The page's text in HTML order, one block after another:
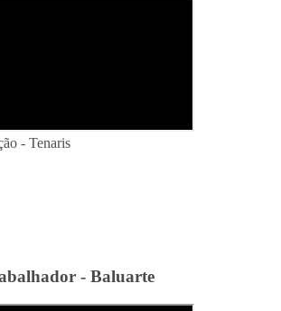
- Tenaris
- Baluarte